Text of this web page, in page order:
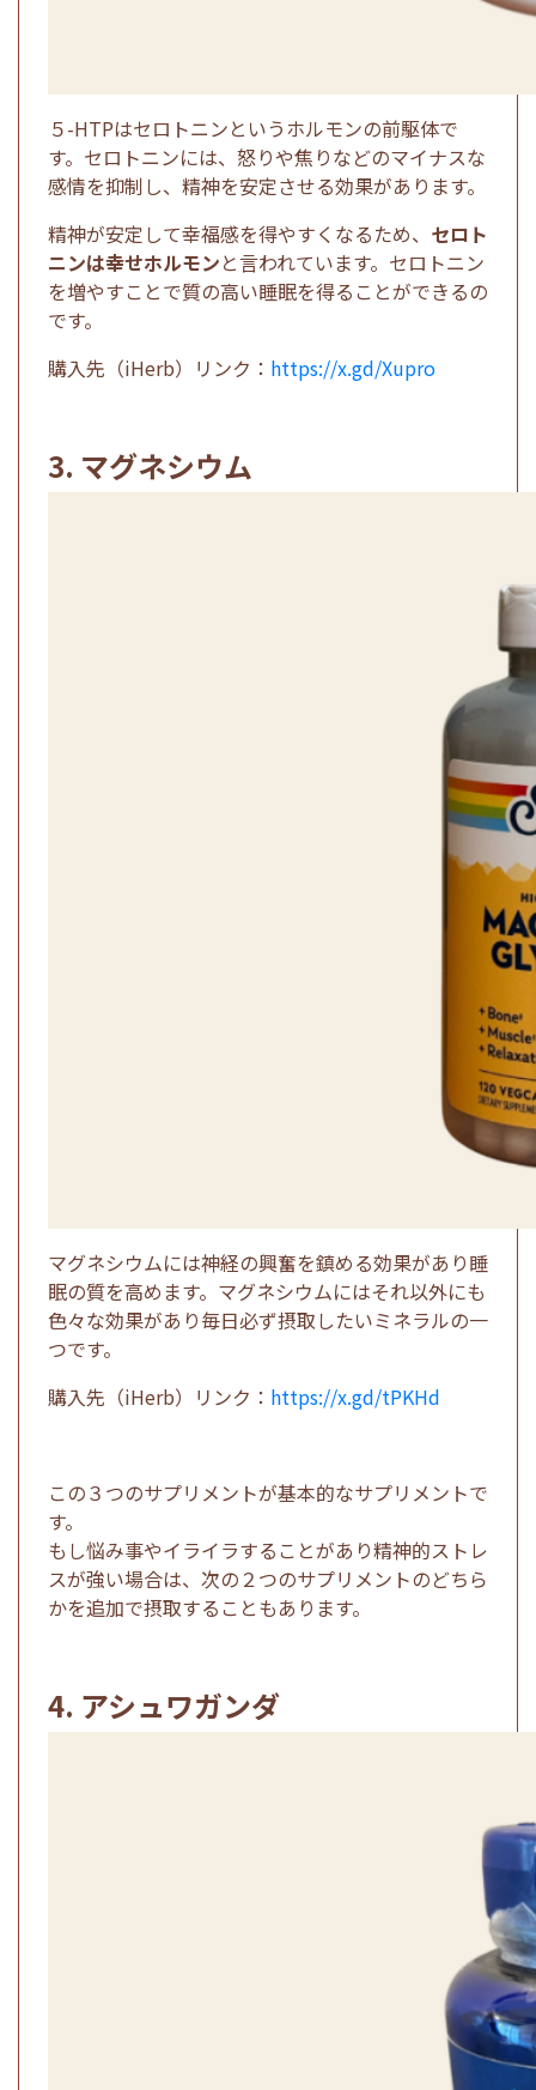
５-HTPはセロトニンというホルモンの前駆体で
す。セロトニンには、怒りや焦りなどのマイナスな
感情を抑制し、精神を安定させる効果があります。
精神が安定して幸福感を得やすくなるため、 セロト
ニンは幸せホルモンと言われています。セロトニン
を増やすことで質の高い睡眠を得ることができるの
です。
購入先（iHerb）リンク： https://x.gd/Xupro
3. マグネシウム
マグネシウムには神経の興奮を鎮める効果があり睡
眠の質を高めます。マグネシウムにはそれ以外にも
色々な効果があり毎日必ず摂取したいミネラルの一
つです。
購入先（iHerb）リンク： https://x.gd/tPKHd
この３つのサプリメントが基本的なサプリメントで
す。
もし悩み事やイライラすることがあり精神的ストレ
スが強い場合は、次の２つのサプリメントのどちら
かを追加で摂取することもあります。
4. アシュワガンダ